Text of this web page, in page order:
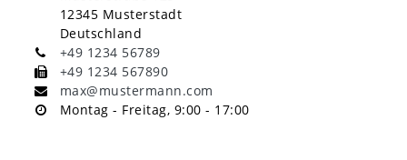
12345 Musterstadt
Deutschland
+49 1234 56789
+49 1234 567890
max@mustermann.com
Montag - Freitag, 9:00 - 17:00